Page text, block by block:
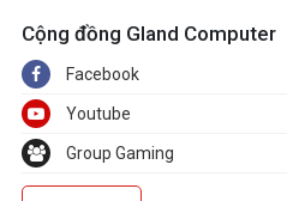
Cộng đồng Gland Computer
Facebook
Youtube
Group Gaming